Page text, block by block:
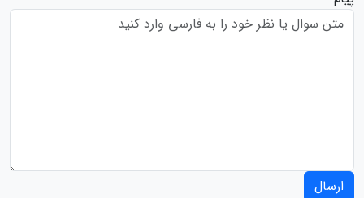
ارسال